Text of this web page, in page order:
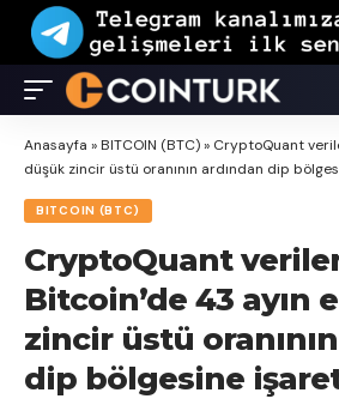
Anasayfa »BITCOIN (BTC)» CryptoQuant
düşük zincir üstü oranının ardından dip
BITCOIN (BTC)
CryptoQuant
Bitcoin’de 43 ayın
zincir üstü
dip bölgesine